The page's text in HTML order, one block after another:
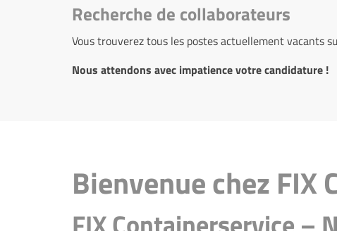
Recherche de collaborateurs
Vous trouverez tous les postes actuellement vacants
Nous attendons avec impatience votre candidature !
Bienvenue chez FIX